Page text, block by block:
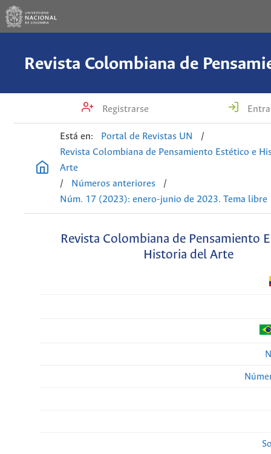
Registrarse
Está en: Portal de Revistas UN
/
Revista Colombiana de Pensamiento Estético e
Arte
/
Números anteriores
/
Núm. 17 (2023): enero-junio de 2023. Tema libre
Revista Colombiana de Pensamiento
Historia del Arte